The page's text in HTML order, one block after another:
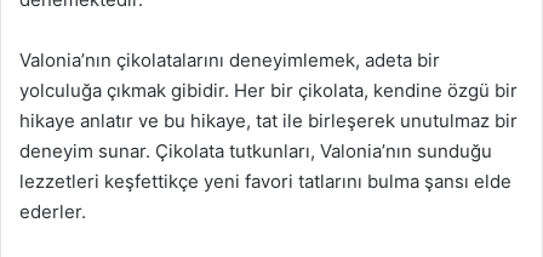
Valonia’nın çikolatalarını deneyimlemek, adeta bir
yolculuğa çıkmak gibidir. Her bir çikolata, kendine özgü bir
hikaye anlatır ve bu hikaye, tat ile birleşerek unutulmaz bir
deneyim sunar. Çikolata tutkunları, Valonia’nın sunduğu
lezzetleri keşfettikçe yeni favori tatlarını bulma şansı elde
ederler.